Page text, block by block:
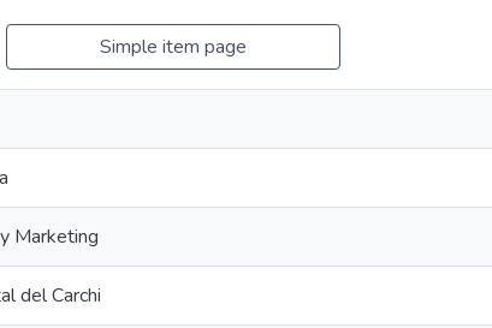
Simple item page
Marketing
del Carchi